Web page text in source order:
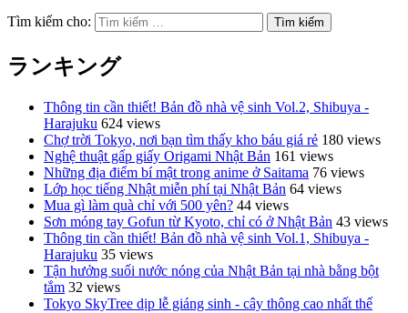
Tìm kiếm cho:
ランキング
Thông tin cần thiết! Bản đồ nhà vệ sinh Vol.2, Shibuya -
Harajuku 624 views
Chợ trời Tokyo, nơi bạn tìm thấy kho báu giá rẻ 180 views
Nghệ thuật gấp giấy Origami Nhật Bản 161 views
Những địa điểm bí mật trong anime ở Saitama 76 views
Lớp học tiếng Nhật miễn phí tại Nhật Bản 64 views
Mua gì làm quà chỉ với 500 yên? 44 views
Sơn móng tay Gofun từ Kyoto, chỉ có ở Nhật Bản 43 views
Thông tin cần thiết! Bản đồ nhà vệ sinh Vol.1, Shibuya -
Harajuku 35 views
Tận hưởng suối nước nóng của Nhật Bản tại nhà bằng bột
tắm 32 views
Tokyo SkyTree dịp lễ giáng sinh - cây thông cao nhất thế